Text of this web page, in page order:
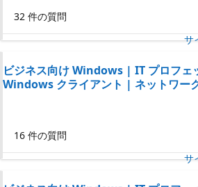
32 件の質問
サ
ビジネス向け Windows | IT プロフェ
Windows クライアント | ネットワー
16 件の質問
サ